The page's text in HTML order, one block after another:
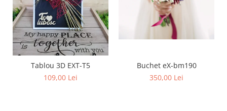
Tablou 3D EXT-T5
109,00 Lei
Buchet eX-bm190
350,00 Lei